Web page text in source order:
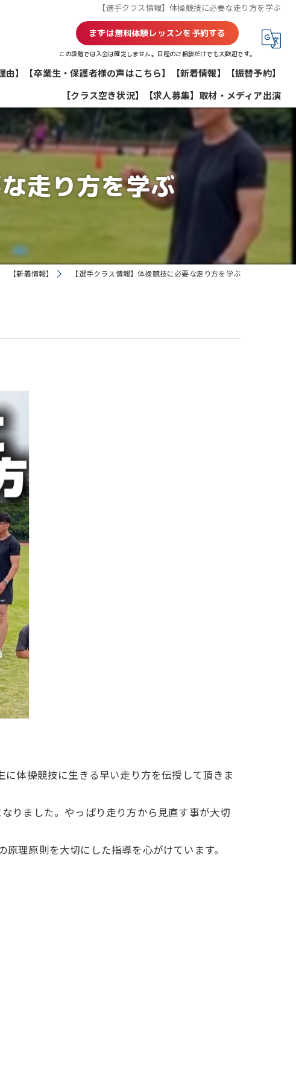
【選手クラス情報】体操競技に必要な走り方を学ぶ
まずは無料体験レッスンを予約する
この段階では入会は確定しません。日程のご相談だけでも大歓迎です。
】 【卒業生・保護者様の声はこちら】 【新着情報】
【振替予約】
【クラス空き状況】
【求人募集】取材・メディア出演
走り方を学ぶ
【新着情報】 【選手クラス情報】体操競技に必要な走り方を学ぶ
体操競技に生きる早い走り方を伝授して頂きま
りました。やっぱり走り方から見直す事が大切
理原則を大切にした指導を心がけています。